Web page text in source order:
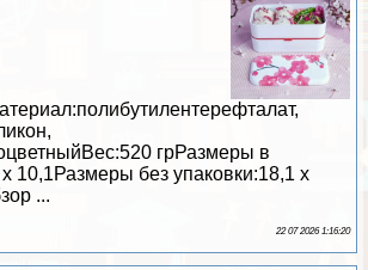
грРазмеры в
10,1Размеры без упаковки:18,1 х
...
22 07 2026 1:16:20